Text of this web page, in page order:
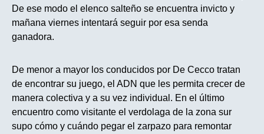
De ese modo el elenco salteño se encuentra invicto y
mañana viernes intentará seguir por esa senda
ganadora.
De menor a mayor los conducidos por De Cecco tratan
de encontrar su juego, el ADN que les permita crecer de
manera colectiva y a su vez individual. En el último
encuentro como visitante el verdolaga de la zona sur
supo cómo y cuándo pegar el zarpazo para remontar